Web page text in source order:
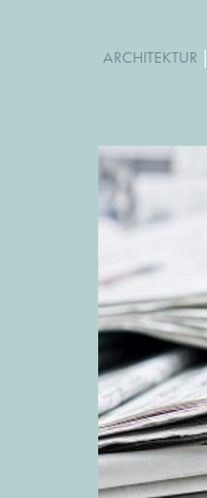
ARCHITEKTUR |